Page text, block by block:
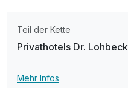
Teil der Kette
Privathotels Dr. Lohbeck
Mehr Infos